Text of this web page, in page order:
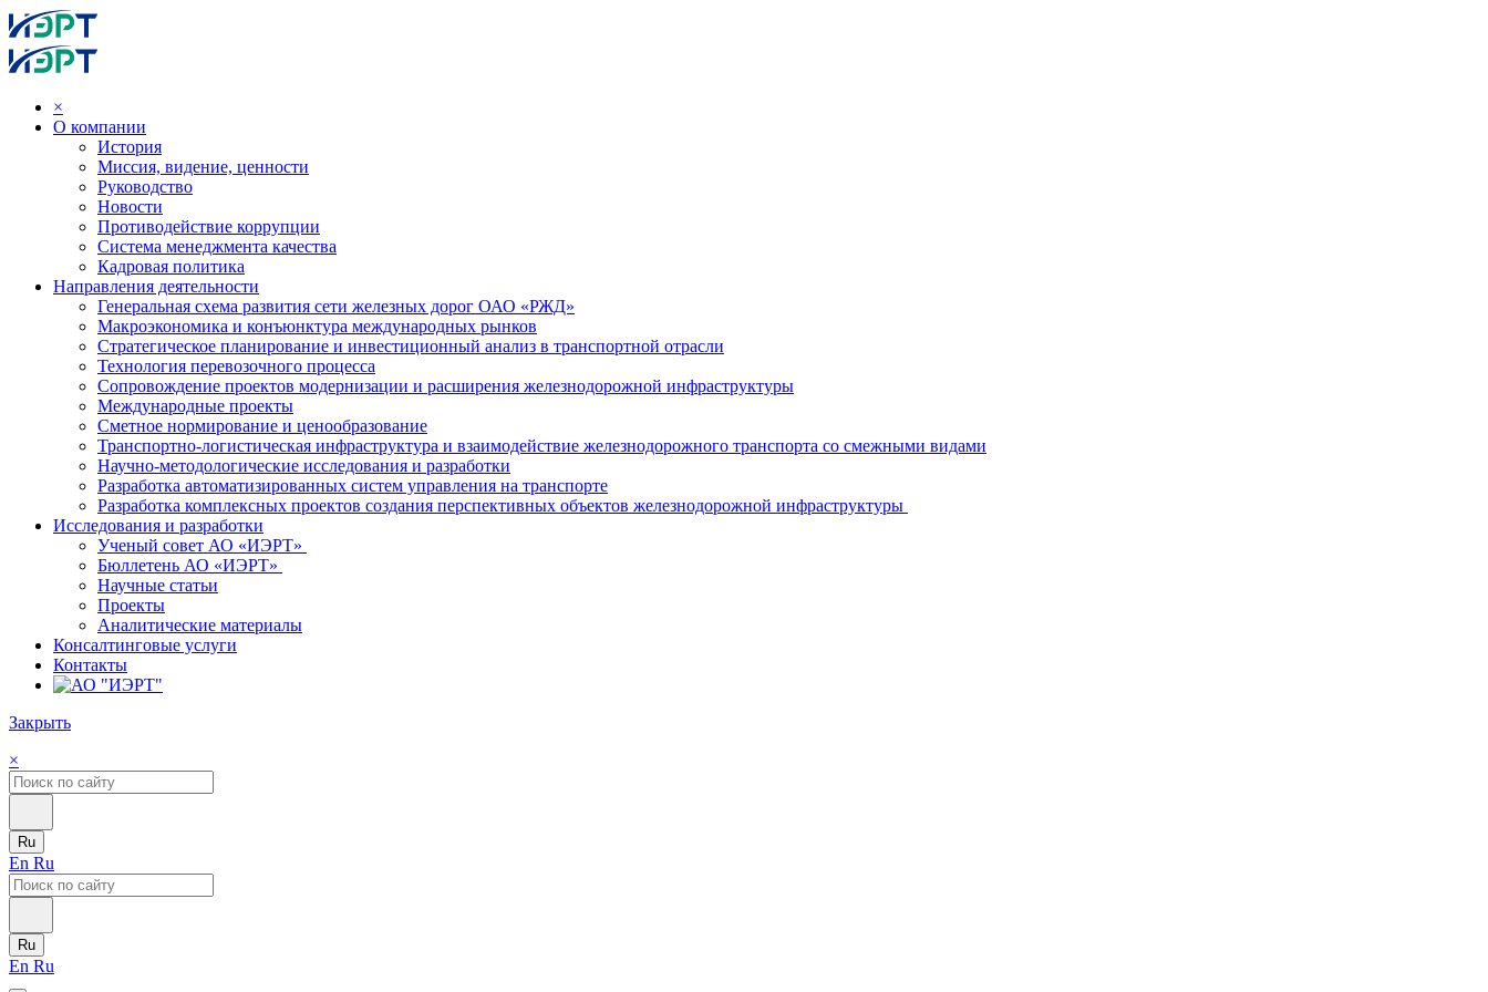
×
О компании
История
Миссия, видение, ценности
Руководство
Новости
Противодействие коррупции
Система менеджмента качества
Кадровая политика
Направления деятельности
Генеральная схема развития сети железных дорог ОАО «РЖД»
Макроэкономика и конъюнктура международных рынков
Стратегическое планирование и инвестиционный анализ в транспортной отрасли
Технология перевозочного процесса
Сопровождение проектов модернизации и расширения железнодорожной инфраструктуры
Международные проекты
Сметное нормирование и ценообразование
Транспортно-логистическая инфраструктура и взаимодействие железнодорожного транспорта со смежными видами
Научно-методологические исследования и разработки
Разработка автоматизированных систем управления на транспорте
Разработка комплексных проектов создания перспективных объектов железнодорожной инфраструктуры
Исследования и разработки
Ученый совет АО «ИЭРТ»
Бюллетень АО «ИЭРТ»
Научные статьи
Проекты
Аналитические материалы
Консалтинговые услуги
Контакты
Закрыть
×
Ru
En Ru
Ru
En Ru